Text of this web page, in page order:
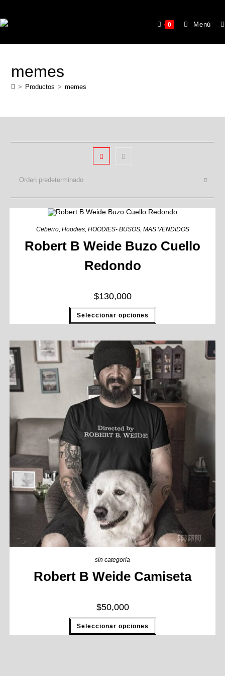
0 Menú
memes
> Productos > memes
Orden predeterminado
Ceberro, Hoodies, HOODIES- BUSOS, MAS VENDIDOS
Robert B Weide Buzo Cuello
Redondo
$130,000
Seleccionar opciones
sin categoria
Robert B Weide Camiseta
$50,000
Seleccionar opciones